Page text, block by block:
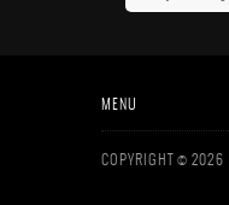
MENU
COPYRIGHT © 2026